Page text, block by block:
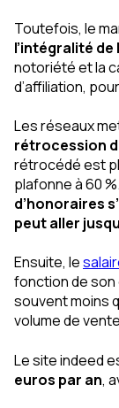
Toutefois, le
l’intégralité
notoriété et la
d’affiliation,
Les réseaux
rétrocession
rétrocédé est
plafonne à 60 %.
d’honoraires
peut aller
Ensuite, le
fonction de
souvent moins
volume de
Le site indeed
euros par an,